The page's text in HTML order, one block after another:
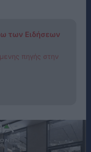
των Ειδήσεων
πηγής στην